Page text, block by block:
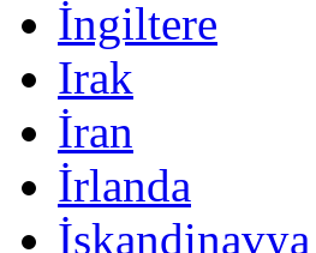
İngiltere
Irak
İran
İrlanda
İskandinavya